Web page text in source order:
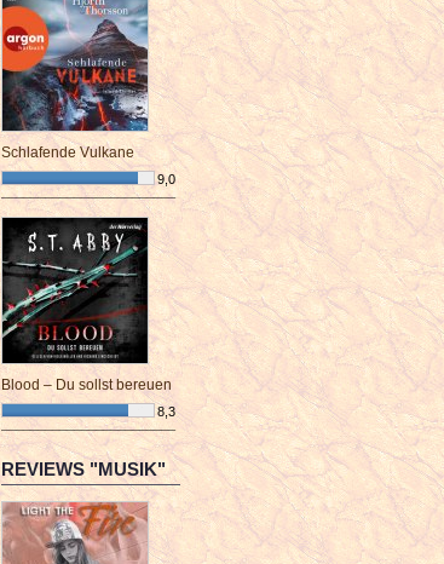
Schlafende Vulkane
9,0
¯¯¯¯¯¯¯¯¯¯¯¯¯¯¯¯¯¯¯¯¯¯¯¯
Blood – Du sollst bereuen
8,3
¯¯¯¯¯¯¯¯¯¯¯¯¯¯¯¯¯¯¯¯¯¯¯¯
REVIEWS "MUSIK"